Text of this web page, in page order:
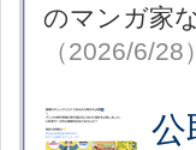
のマンガ家
（2026/6/28）